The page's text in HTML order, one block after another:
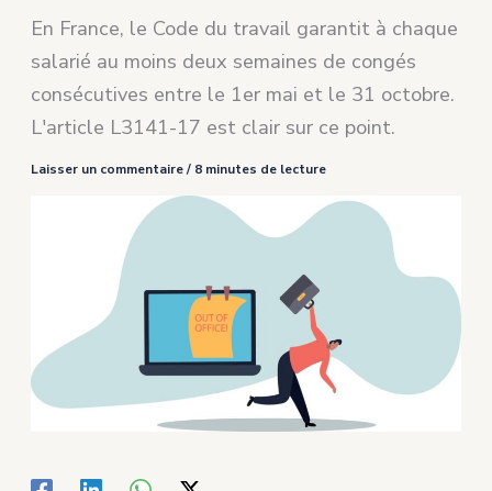
En France, le Code du travail garantit à chaque
salarié au moins deux semaines de congés
consécutives entre le 1er mai et le 31 octobre.
L'article L3141-17 est clair sur ce point.
Laisser un commentaire/ 8 minutes de lecture